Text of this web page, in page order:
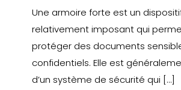
Une armoire forte est un
relativement imposant qui
protéger des documents
confidentiels. Elle est
d’un système de sécurité qui […]